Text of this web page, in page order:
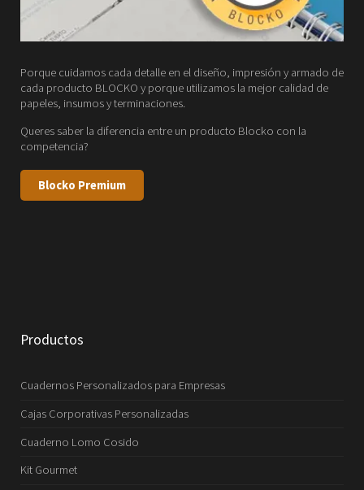
Porque cuidamos cada detalle en el diseño, impresión y armado de
cada producto BLOCKO y porque utilizamos la mejor calidad de
papeles, insumos y terminaciones.
Queres saber la diferencia entre un producto Blocko con la
competencia?
Blocko Premium
Productos
Cuadernos Personalizados para Empresas
Cajas Corporativas Personalizadas
Cuaderno Lomo Cosido
Kit Gourmet